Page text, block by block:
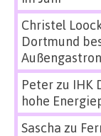
Christel
Dortmund
Peterzu IHK
hohe
Sascha zu